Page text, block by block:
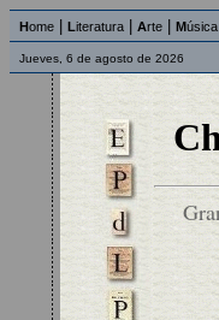
Home Literatura Arte Música
Jueves, 6 de agosto de 2026
Gran